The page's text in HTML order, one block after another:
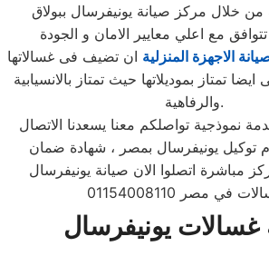
من خلال مركز صيانة يونيفرسال ببولاق
الاجهزة المنزلية ان تضيف فى غسالاتها
تمتاز بموديلاتها حيث تمتاز بالانسيابية
والرفاهية.
نموذجية تواصلكم معنا يسعدنا الاتصال
توكيل يونيفرسال بمصر ، شهادة ضمان
مباشرة اتصلوا الان صيانة يونيفرسال